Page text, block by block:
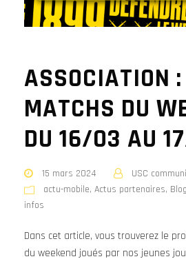
ASSOCIATION
MATCHS DU
DU 16/03 AU
15 mars 2024
USC
actu-mobile, Actus partenaires, Blog
infos
Dans cet article, vous trouverez le
du weekend joués par nos jeunes